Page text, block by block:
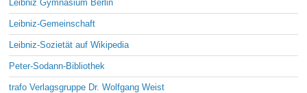
Leibniz Gymnasium Berlin
Leibniz-Gemeinschaft
Leibniz-Sozietät auf Wikipedia
Peter-Sodann-Bibliothek
trafo Verlagsgruppe Dr. Wolfgang Weist